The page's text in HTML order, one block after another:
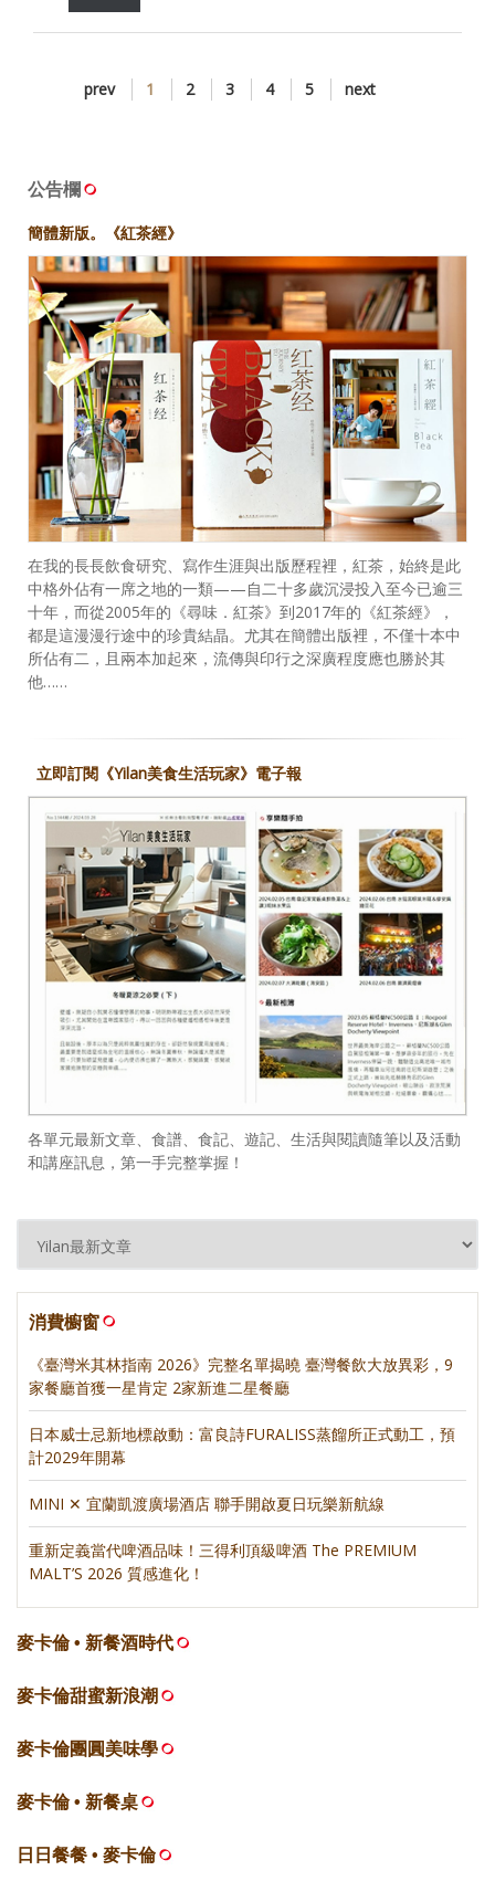
prev 1 2 3 4 5 next
公告欄
簡體新版。《紅茶經》
在我的長長飲食研究、寫作生涯與出版歷程裡，紅茶，始終是此
中格外佔有一席之地的一類——自二十多歲沉浸投入至今已逾三
十年，而從2005年的《尋味．紅茶》到2017年的《紅茶經》，
都是這漫漫行途中的珍貴結晶。尤其在簡體出版裡，不僅十本中
所佔有二，且兩本加起來，流傳與印行之深廣程度應也勝於其
他……
立即訂閱《Yilan美食生活玩家》電子報
各單元最新文章、食譜、食記、遊記、生活與閱讀隨筆以及活動
和講座訊息，第一手完整掌握！
消費櫥窗
《臺灣米其林指南 2026》完整名單揭曉 臺灣餐飲大放異彩，9
家餐廳首獲一星肯定 2家新進二星餐廳
日本威士忌新地標啟動：富良詩FURALISS蒸餾所正式動工，預
計2029年開幕
MINI ✕ 宜蘭凱渡廣場酒店 聯手開啟夏日玩樂新航線
重新定義當代啤酒品味！三得利頂級啤酒 The PREMIUM
MALT’S 2026 質感進化！
麥卡倫 • 新餐酒時代
麥卡倫甜蜜新浪潮
麥卡倫團圓美味學
麥卡倫 • 新餐桌
日日餐餐 • 麥卡倫